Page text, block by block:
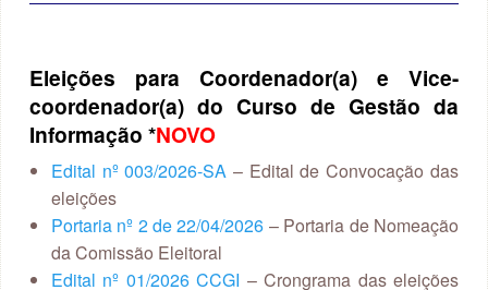
Eleições para Coordenador(a) e Vice-
coordenador(a) do Curso de Gestão da
Informação *NOVO
Edital nº 003/2026-SA – Edital de Convocação das
eleições
Portaria nº 2 de 22/04/2026 – Portaria de Nomeação
da Comissão Eleitoral
Edital nº 01/2026 CCGI – Crongrama das eleições